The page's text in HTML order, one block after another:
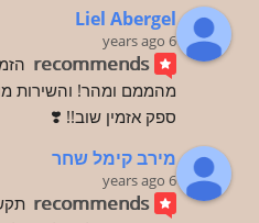
Liel Abergel
6 years ago
recommends
ספק אזמין שוב!! ❣️
מירב קימל שחר
6 years ago
recommends